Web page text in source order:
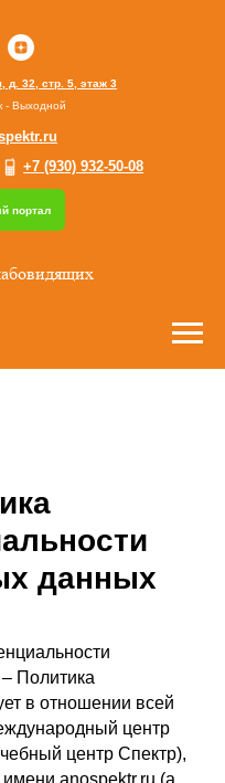
портал
д. 32, стр. 5, этаж 3
+7 (930) 932-50-08
- Выходной
данных
Политика
в отношении всей
центр
центр Спектр),
anospektr.ru (а